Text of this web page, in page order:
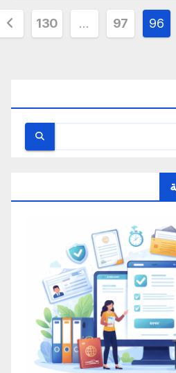
96
97
…
130